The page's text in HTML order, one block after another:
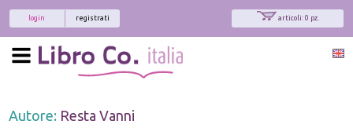
articoli: 0 pz.
registrati
login
Autore: Resta Vanni